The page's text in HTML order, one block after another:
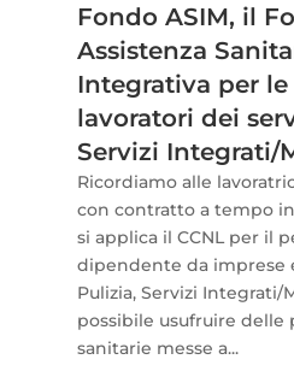
Fondo ASIM, il
Assistenza
Integrativa per
lavoratori dei
Servizi Integrati/
Ricordiamo alle
con contratto a tempo
si applica il CCNL per il
dipendente da imprese
Pulizia, Servizi Integrati/
possibile usufruire delle
sanitarie messe a...